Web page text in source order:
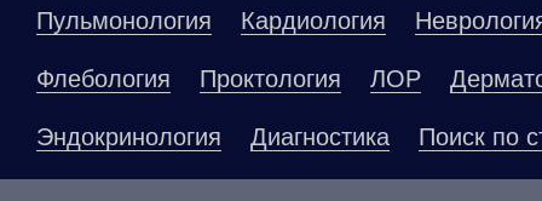
Пульмонология Кардиология
Флебология Проктология ЛОР
Эндокринология Диагностика Поиск по